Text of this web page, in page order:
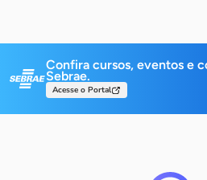
Confira cursos, eventos e
Sebrae.
Acesse o Portal